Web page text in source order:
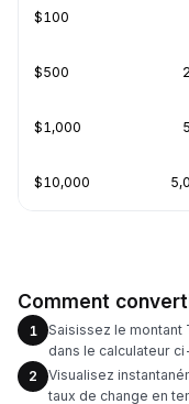
$100
$500
$1,000
$10,000
Comment
1
Saisissez le montant
dans le calculateur
2
Visualisez
taux de change en